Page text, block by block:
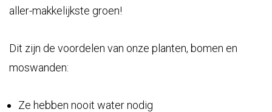
aller-makkelijkste groen!
Dit zijn de voordelen van onze planten, bomen en
moswanden:
Ze hebben nooit water nodig